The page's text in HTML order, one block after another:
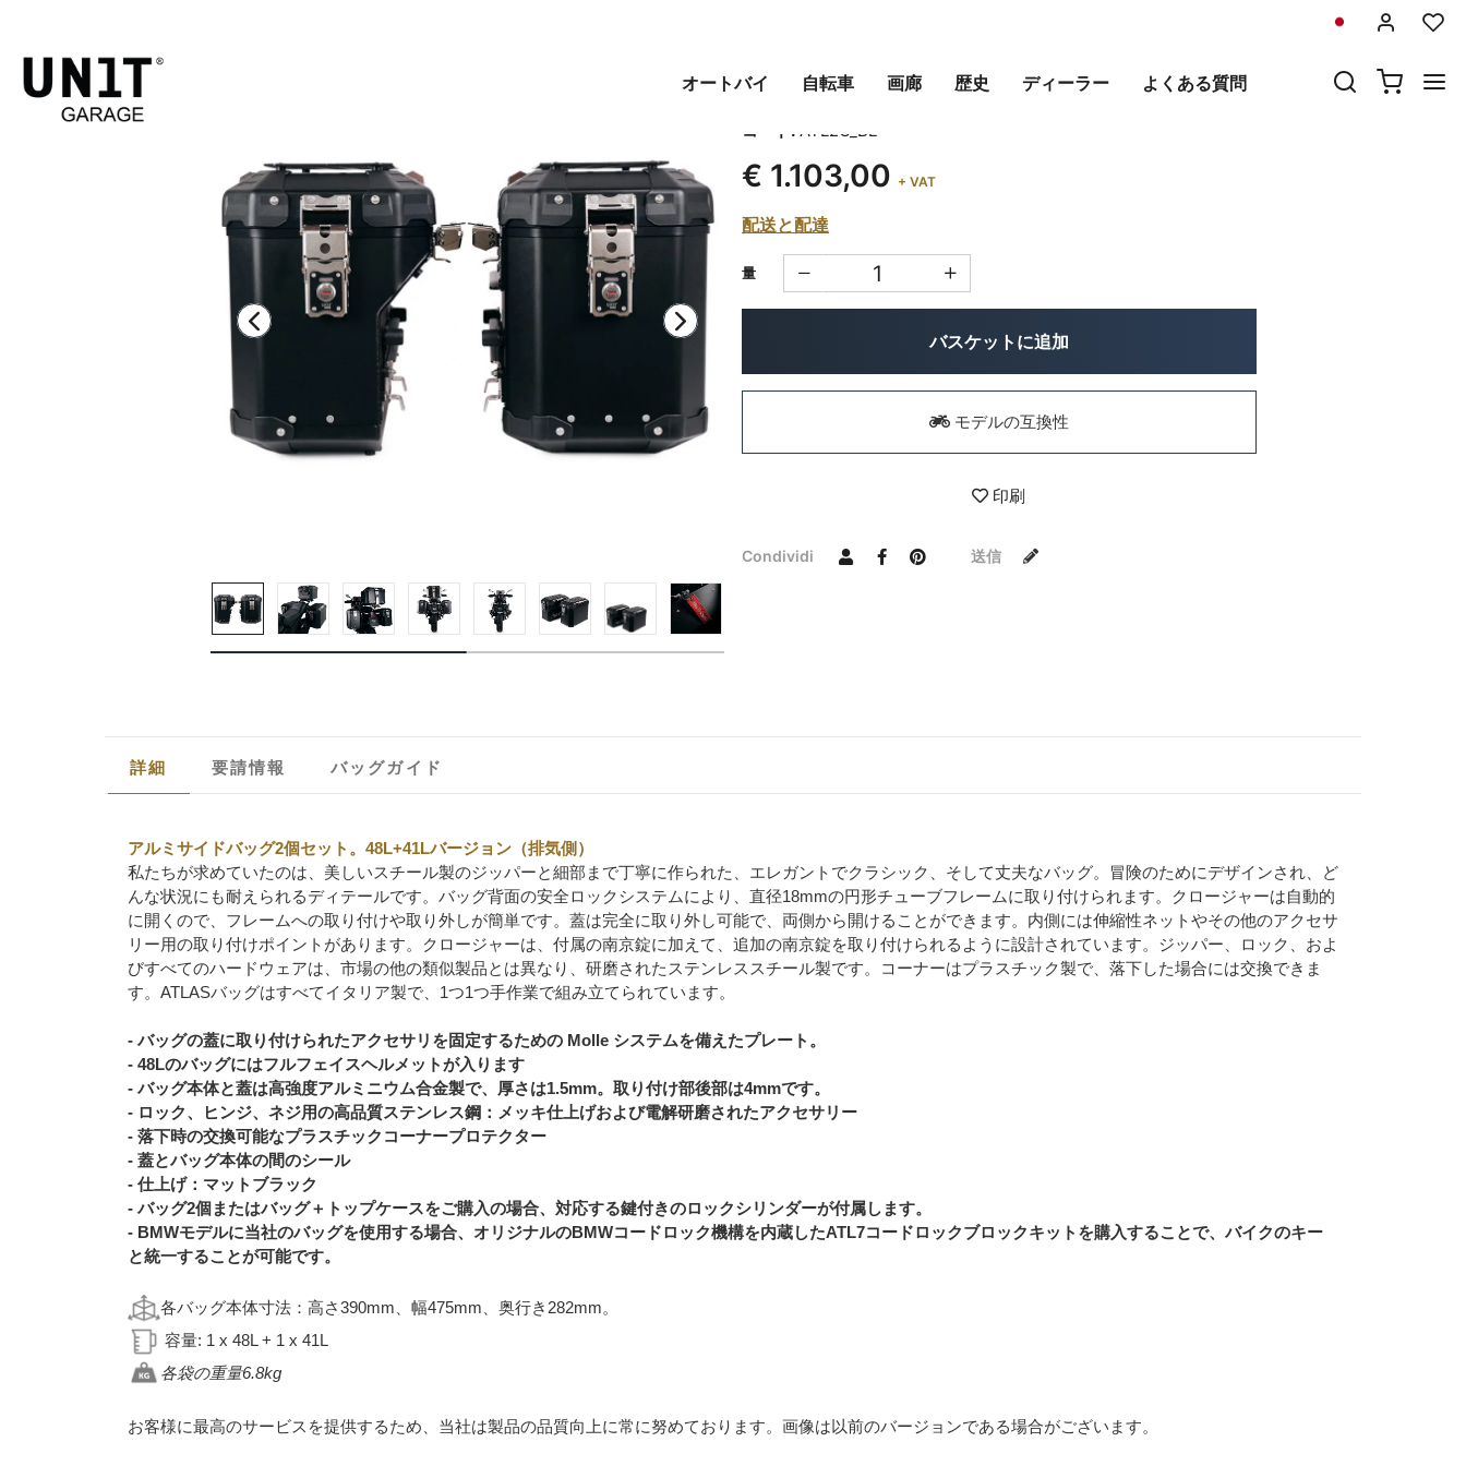
オートバイ 自転車 画廊 歴史 ディーラー よくある質問
アトラス アルミパニエセット 48L+41L
コード: ATL2C_BL
€ 1.103,00 + VAT
配送と配達
量
バスケットに追加
モデルの互換性
印刷
Condividi 送信
詳細 要請情報 バッグガイド
アルミサイドバッグ2個セット。48L+41Lバージョン（排気側）
私たちが求めていたのは、美しいスチール製のジッパーと細部まで丁寧に作られた、エレガントでクラシック、そして丈夫なバッグ。冒険のためにデザインされ、ど
んな状況にも耐えられるディテールです。バッグ背面の安全ロックシステムにより、直径18mmの円形チューブフレームに取り付けられます。クロージャーは自動的
に開くので、フレームへの取り付けや取り外しが簡単です。蓋は完全に取り外し可能で、両側から開けることができます。内側には伸縮性ネットやその他のアクセサ
リー用の取り付けポイントがあります。クロージャーは、付属の南京錠に加えて、追加の南京錠を取り付けられるように設計されています。ジッパー、ロック、およ
びすべてのハードウェアは、市場の他の類似製品とは異なり、研磨されたステンレススチール製です。コーナーはプラスチック製で、落下した場合には交換できま
す。ATLASバッグはすべてイタリア製で、1つ1つ手作業で組み立てられています。
- バッグの蓋に取り付けられたアクセサリを固定するための Molle システムを備えたプレート。
- 48Lのバッグにはフルフェイスヘルメットが入ります
- バッグ本体と蓋は高強度アルミニウム合金製で、厚さは1.5mm。取り付け部後部は4mmです。
- ロック、ヒンジ、ネジ用の高品質ステンレス鋼：メッキ仕上げおよび電解研磨されたアクセサリー
- 落下時の交換可能なプラスチックコーナープロテクター
- 蓋とバッグ本体の間のシール
- 仕上げ：マットブラック
- バッグ2個またはバッグ＋トップケースをご購入の場合、対応する鍵付きのロックシリンダーが付属します。
- BMWモデルに当社のバッグを使用する場合、オリジナルのBMWコードロック機構を内蔵したATL7コードロックブロックキットを購入することで、バイクのキー
と統一することが可能です。
各バッグ本体寸法：高さ390mm、幅475mm、奥行き282mm。
容量: 1 x 48L + 1 x 41L
各袋の重量6.8kg
お客様に最高のサービスを提供するため、当社は製品の品質向上に常に努めております。画像は以前のバージョンである場合がございます。